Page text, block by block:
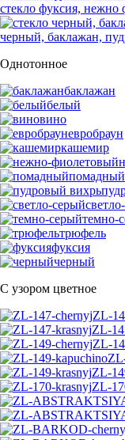
стекло фуксия,
черный, баклажан,
Однотонное
баклажан
белый
вино
евробраун
кашемир
помадный
темно-
трюфель
фуксия
черный
С узором цветное
ZL-
ZL-
ZL-
ZL-
ZL-